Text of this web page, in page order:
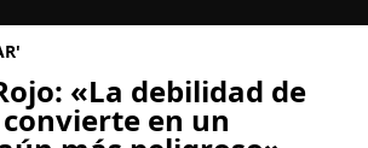
«La debilidad de
convierte en un